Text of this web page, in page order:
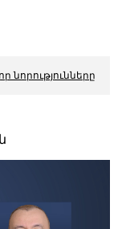
նորությունները